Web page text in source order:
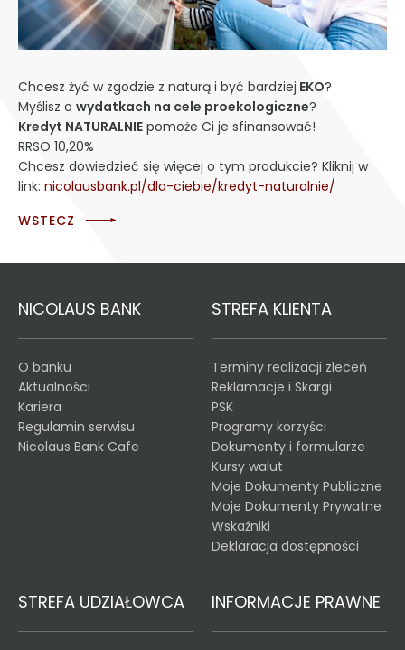
Chcesz żyć w zgodzie z naturą i być bardziej EKO?
Myślisz o wydatkach na cele proekologiczne?
Kredyt NATURALNIE pomoże Ci je sfinansować!
RRSO 10,20%
Chcesz dowiedzieć się więcej o tym produkcie? Kliknij w
link: nicolausbank.pl/dla-ciebie/kredyt-naturalnie/
WSTECZ
NICOLAUS BANK
O banku
Aktualności
Kariera
Regulamin serwisu
Nicolaus Bank Cafe
STREFA KLIENTA
Terminy realizacji zleceń
Reklamacje i Skargi
PSK
Programy korzyści
Dokumenty i formularze
Kursy walut
Moje Dokumenty Publiczne
Moje Dokumenty Prywatne
Wskaźniki
Deklaracja dostępności
STREFA UDZIAŁOWCA INFORMACJE PRAWNE